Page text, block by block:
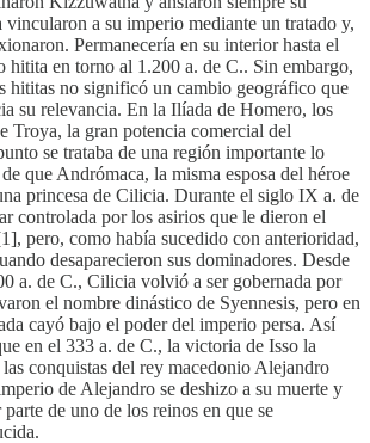
vincularon a su imperio mediante un tratado y,
Permanecería en su interior hasta el
hitita en torno al 1.200 a. de C.. Sin embargo,
hititas no significó un cambio geográfico que
su relevancia. En la Ilíada de Homero, los
Troya, la gran potencia comercial del
se trataba de una región importante lo
que Andrómaca, la misma esposa del héroe
princesa de Cilicia. Durante el siglo IX a. de
controlada por los asirios que le dieron el
pero, como había sucedido con anterioridad,
desaparecieron sus dominadores. Desde
a. de C., Cilicia volvió a ser gobernada por
el nombre dinástico de Syennesis, pero en
cayó bajo el poder del imperio persa. Así
en el 333 a. de C., la victoria de Isso la
conquistas del rey macedonio Alejandro
de Alejandro se deshizo a su muerte y
de uno de los reinos en que se